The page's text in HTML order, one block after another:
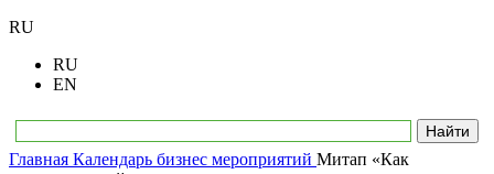
RU
RU
EN
Главная Календарь бизнес мероприятий Митап «Как